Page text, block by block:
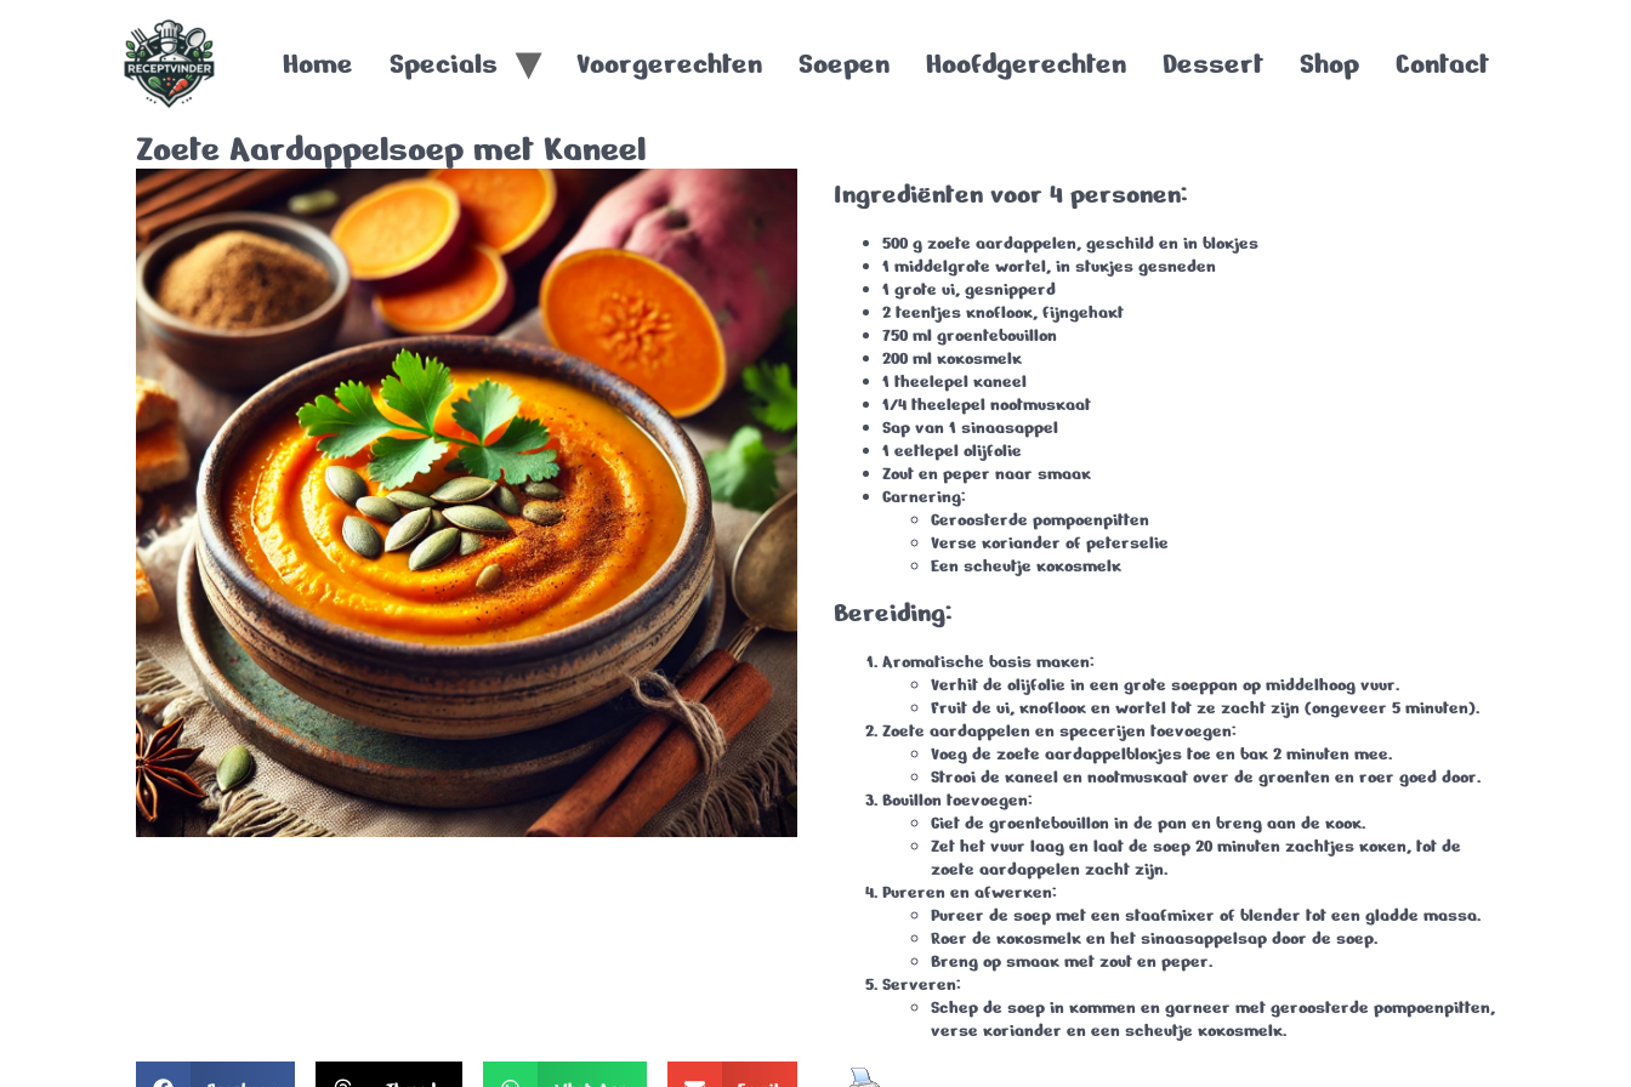
Home Specials Voorgerechten Soepen Hoofdgerechten Dessert Shop Contact
Zoete Aardappelsoep met Kaneel
Ingrediënten voor 4 personen:
500 g zoete aardappelen, geschild en in blokjes
1 middelgrote wortel, in stukjes gesneden
1 grote ui, gesnipperd
2 teentjes knoflook, fijngehakt
750 ml groentebouillon
200 ml kokosmelk
1 theelepel kaneel
1/4 theelepel nootmuskaat
Sap van 1 sinaasappel
1 eetlepel olijfolie
Zout en peper naar smaak
Garnering:
Geroosterde pompoenpitten
Verse koriander of peterselie
Een scheutje kokosmelk
Bereiding:
Aromatische basis maken:
Verhit de olijfolie in een grote soeppan op middelhoog vuur.
Fruit de ui, knoflook en wortel tot ze zacht zijn (ongeveer 5 minuten).
Zoete aardappelen en specerijen toevoegen:
Voeg de zoete aardappelblokjes toe en bak 2 minuten mee.
Strooi de kaneel en nootmuskaat over de groenten en roer goed door.
Bouillon toevoegen:
Giet de groentebouillon in de pan en breng aan de kook.
Zet het vuur laag en laat de soep 20 minuten zachtjes koken, tot de
zoete aardappelen zacht zijn.
Pureren en afwerken:
Pureer de soep met een staafmixer of blender tot een gladde massa.
Roer de kokosmelk en het sinaasappelsap door de soep.
Breng op smaak met zout en peper.
Serveren:
Schep de soep in kommen en garneer met geroosterde pompoenpitten,
verse koriander en een scheutje kokosmelk.